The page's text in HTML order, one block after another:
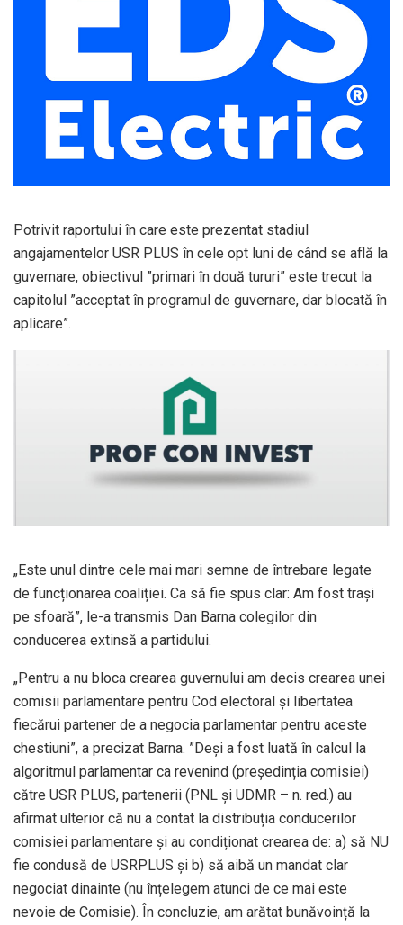
Potrivit raportului în care este prezentat stadiul
angajamentelor USR PLUS în cele opt luni de când se află la
guvernare, obiectivul ”primari în două tururi” este trecut la
capitolul ”acceptat în programul de guvernare, dar blocată în
aplicare”.
„Este unul dintre cele mai mari semne de întrebare legate
de funcționarea coaliției. Ca să fie spus clar: Am fost trași
pe sfoară”, le-a transmis Dan Barna colegilor din
conducerea extinsă a partidului.
„Pentru a nu bloca crearea guvernului am decis crearea unei
comisii parlamentare pentru Cod electoral și libertatea
fiecărui partener de a negocia parlamentar pentru aceste
chestiuni”, a precizat Barna. ”Deși a fost luată în calcul la
algoritmul parlamentar ca revenind (președinția comisiei)
către USR PLUS, partenerii (PNL şi UDMR – n. red.) au
afirmat ulterior că nu a contat la distribuția conducerilor
comisiei parlamentare și au condiționat crearea de: a) să NU
fie condusă de USRPLUS și b) să aibă un mandat clar
negociat dinainte (nu înțelegem atunci de ce mai este
nevoie de Comisie). În concluzie, am arătat bunăvoință la